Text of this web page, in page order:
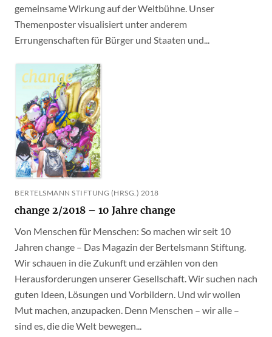
gemeinsame Wirkung auf der Weltbühne. Unser
Themenposter visualisiert unter anderem
Errungenschaften für Bürger und Staaten und...
BERTELSMANN STIFTUNG (HRSG.) 2018
change 2/2018 – 10 Jahre change
Von Menschen für Menschen: So machen wir seit 10
Jahren change – Das Magazin der Bertelsmann Stiftung.
Wir schauen in die Zukunft und erzählen von den
Herausforderungen unserer Gesellschaft. Wir suchen nach
guten Ideen, Lösungen und Vorbildern. Und wir wollen
Mut machen, anzupacken. Denn Menschen – wir alle –
sind es, die die Welt bewegen...